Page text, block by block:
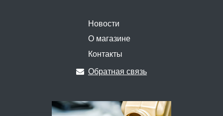
Новости
О магазине
Контакты
Обратная связь